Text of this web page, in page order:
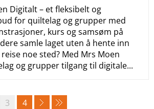
Digitalt – et fleksibelt og
for quiltelag og grupper med
kurs og samsøm på
samle laget uten å hente inn
noe sted? Med Mrs Moen
og grupper tilgang til digitale...
3 4